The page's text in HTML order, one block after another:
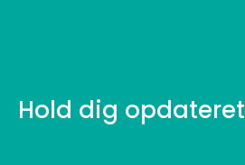
Hold dig opdateret